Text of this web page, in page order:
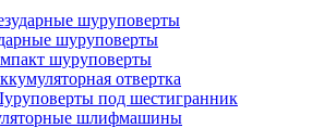
шуруповерты
шуруповерты
шуруповерты
отвертка
под шестигранник
шлифмашины